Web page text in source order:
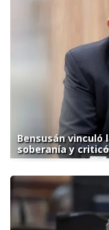
Bensusán vinculó
soberanía y